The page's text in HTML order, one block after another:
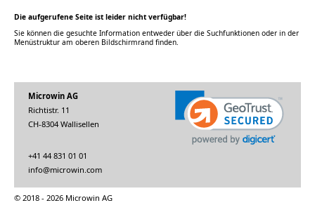
Die aufgerufene Seite ist leider nicht verfügbar!
Sie können die gesuchte Information entweder über die Suchfunktionen oder in der
Menüstruktur am oberen Bildschirmrand finden.
Microwin AG
Richtistr. 11
CH-8304 Wallisellen
+41 44 831 01 01
info@microwin.com
© 2018 - 2026 Microwin AG